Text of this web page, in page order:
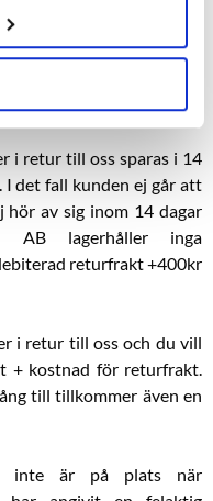
i retur till oss förbehåller
för frakt, returfrakt,
hanteringsavgift som för
i retur till oss sparas i 14
I det fall kunden ej går att
hör av sig inom 14 dagar
AB lagerhåller inga
returfrakt +400kr
i retur till oss och du vill
+ kostnad för returfrakt.
till tillkommer även en
inte är på plats när